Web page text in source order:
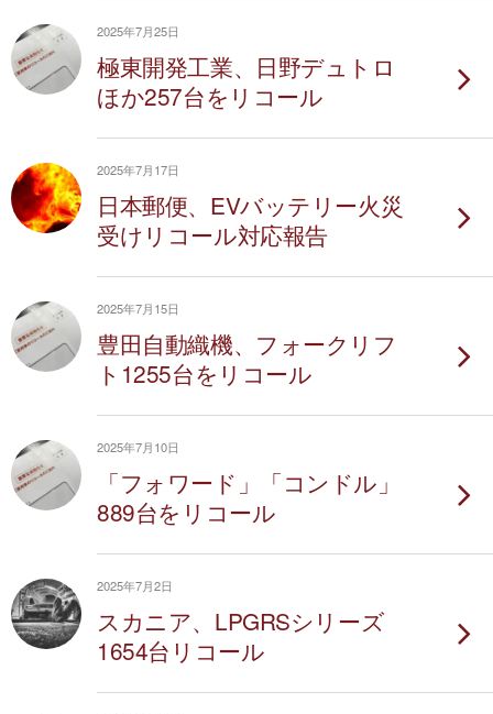
2025年7月25日
極東開発工業、日野デュトロ
ほか257台をリコール
2025年7月17日
日本郵便、EVバッテリー火災
受けリコール対応報告
2025年7月15日
豊田自動織機、フォークリフ
ト1255台をリコール
2025年7月10日
「フォワード」「コンドル」
889台をリコール
2025年7月2日
スカニア、LPGRSシリーズ
1654台リコール